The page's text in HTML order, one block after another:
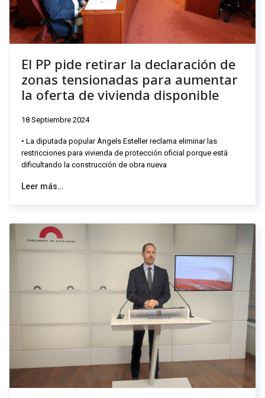
El PP pide retirar la declaración de
zonas tensionadas para aumentar
la oferta de vivienda disponible
18 Septiembre 2024
• La diputada popular Àngels Esteller reclama eliminar las
restricciones para vivienda de protección oficial porque está
dificultando la construcción de obra nueva
Leer más…